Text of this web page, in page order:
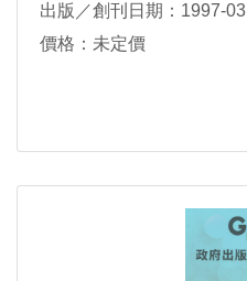
出版／創刊日期：1997-03
價格：未定價